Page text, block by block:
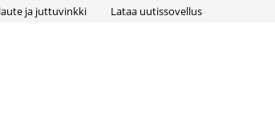
ja juttuvinkki Lataa uutissovellus